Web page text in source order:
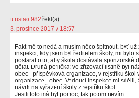
turistao 982 řekl(a)...
3. prosince 2017 v 18:57
Fakt mě to nedá a musím něco špitnout, byť
inspekci, kdy jsem byl ředitelem školy, mi bylo
postarat o to, aby škola dostávala sponzorské
dělat. Druhá perlička: ve zřizovací listině byl
obec - příspěvková organizace, v rejstříku škol
organizace - obec. Vedoucí inspekce mi sdělil,
návrh na vyřazení školy z rejstříku škol.
Jestli toto má být pomoc, tak potom nevím.